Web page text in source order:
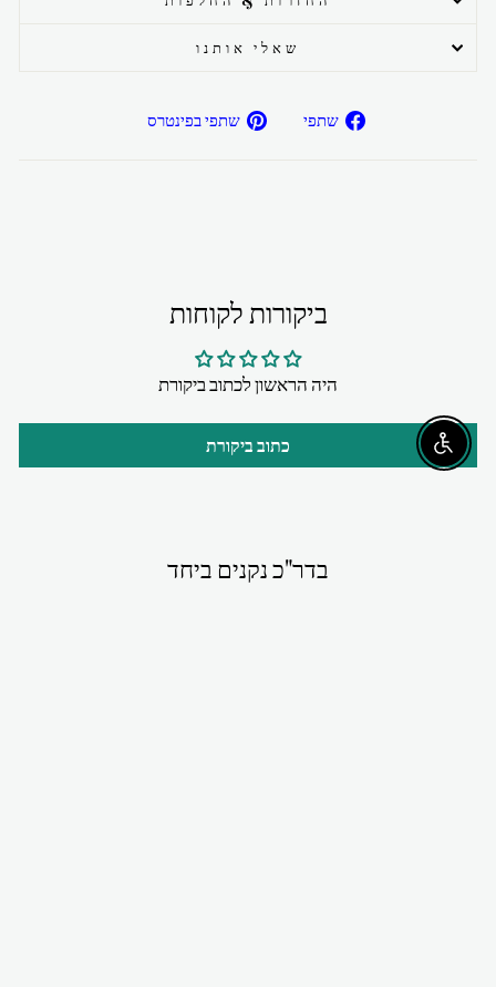
שאלי אותנו
שתפי
שתפ/י שתפי בפינטרס
ביקורות לקוחות
היה הראשון לכתוב ביקורת
כתוב ביקורת
בדר"כ נקנים ביחד
Enable accessibility